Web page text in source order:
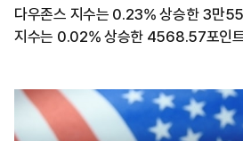
다우존스 지수는 0.23% 상승한 3만
지수는 0.02% 상승한 4568.57포인